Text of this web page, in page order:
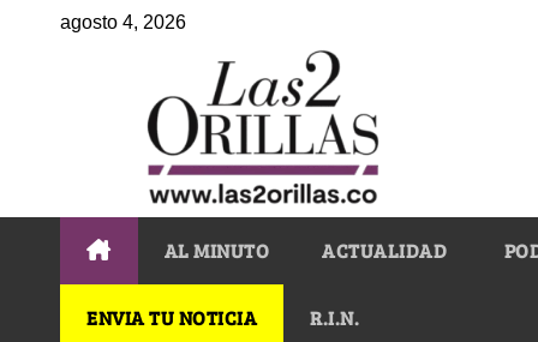
agosto 4, 2026
AL MINUTO ACTUALIDAD
ENVIA TU NOTICIA R.I.N.